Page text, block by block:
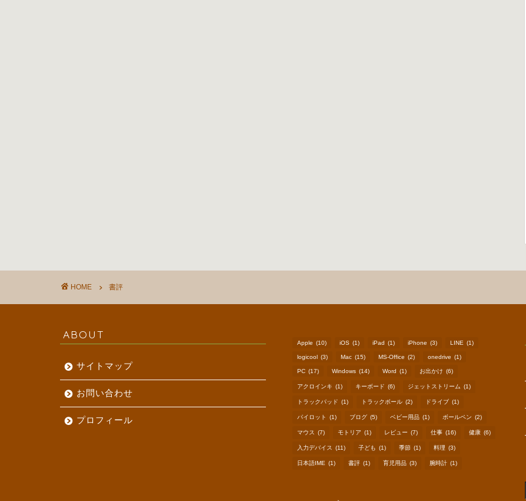
HOME 書評
ABOUT
サイトマップ
お問い合わせ
プロフィール
Apple (10) iOS (1) iPad (1) iPhone (3) LINE (1)
logicool (3) Mac (15) MS-Office (2) onedrive (1)
PC (17) Windows (14) Word (1) お出かけ (6)
アクロインキ (1) キーボード (6) ジェットストリーム (1)
トラックパッド (1) トラックボール (2) ドライブ (1)
パイロット (1) ブログ (5) ベビー用品 (1) ボールペン (2)
マウス (7) モトリア (1) レビュー (7) 仕事 (16) 健康 (6)
入力デバイス (11) 子ども (1) 季節 (1) 料理 (3)
日本語IME (1) 書評 (1) 育児用品 (3) 腕時計 (1)